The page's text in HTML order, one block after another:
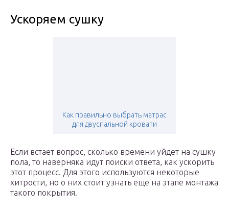
Ускоряем сушку
Как правильно выбрать матрас
для двуспальной кровати
Если встает вопрос, сколько времени уйдет на сушку
пола, то наверняка идут поиски ответа, как ускорить
этот процесс. Для этого используются некоторые
хитрости, но о них стоит узнать еще на этапе монтажа
такого покрытия.